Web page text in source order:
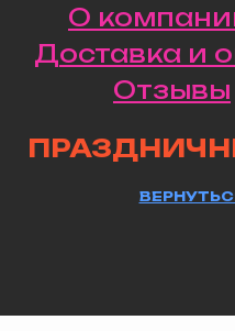
О
Доставка и
Отзывы